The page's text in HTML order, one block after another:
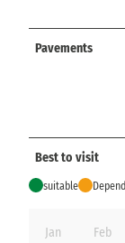
Pavements
Best to visit
suitable
Jan Feb